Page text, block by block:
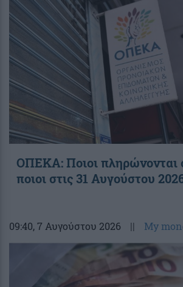
ΟΠΕΚΑ: Ποιοι πληρώνονται
ποιοι στις 31 Αυγούστου
09:40, 7 Αυγούστου 2026 || My